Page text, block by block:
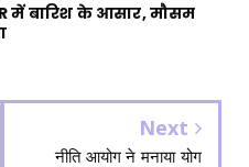
में बारिश के आसार, मौसम
Next
नीति आयोग ने मनाया योग